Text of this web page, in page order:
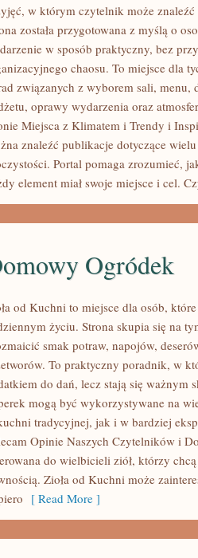
w którym czytelnik może
została przygotowana z myślą o
w sposób praktyczny, bez
chaosu. To miejsce dla
związanych z wyborem sali,
oprawy wydarzenia oraz
Miejsca z Klimatem i Trendy i
znaleźć publikacje dotyczące
Portal pomaga zrozumieć,
element miał swoje miejsce i cel.
Ogródek
od Kuchni to miejsce dla osób,
życiu. Strona skupia się na
smak potraw, napojów,
To praktyczny poradnik, w
do dań, lecz stają się ważnym
mogą być wykorzystywane na
tradycyjnej, jak i w bardziej
Opinie Naszych Czytelników i
do wielbicieli ziół, którzy
Zioła od Kuchni może
[ Read More ]